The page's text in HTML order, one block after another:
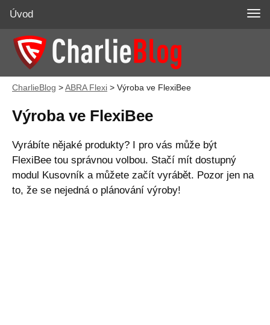
CharlieBlog >ABRA Flexi > Výroba ve FlexiBee
Výroba ve FlexiBee
Vyrábíte nějaké produkty? I pro vás může být
FlexiBee tou správnou volbou. Stačí mít dostupný
modul Kusovník a můžete začít vyrábět. Pozor jen na
to, že se nejedná o plánování výroby!
Úvod